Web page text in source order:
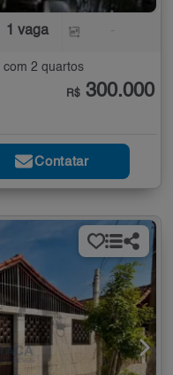
1 vaga
com 2 quartos
R$ 300.000
Contatar